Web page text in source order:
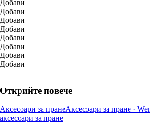
Добави
Добави
Добави
Добави
Добави
Добави
Добави
Добави
Открийте повече
Аксесоари за пранеАксесоари за пране ·
аксесоари за пране